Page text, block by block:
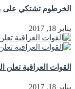
الخرطوم تشتكي
يناير 18, 2017
القوات العراقية
يناير 18, 2017